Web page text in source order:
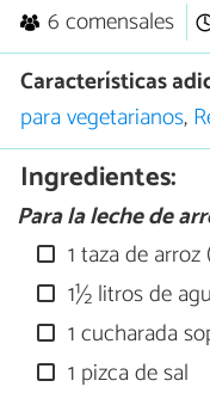
6 comensales
Características
para vegetarianos,
Ingredientes:
Para la leche de
1 taza de
1½ litros de
1 cucharada
1 pizca de sal